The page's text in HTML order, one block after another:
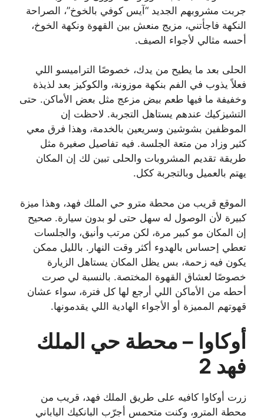
جربت مشروبهم الجديد “آيس كوفي بالخوخ”، الصراحة
النكهة فاجأتني، مزيج منعش بين القهوة ونكهة الخوخ،
أحسه مثالي لأجواء الصيف.
الحلى بعد ما يطيح من يدك، خصوصًا التراميسو اللي
فعلاً يذوب في الفم بنكهة موزونة، والكوكيز بعد لذيذة
وخفيفة ما فيها طعم بيض مزعج مثل بعض الأماكن. حتى
التشيزكيك عندهم يستاهل التجربة. لاحظت إن
الموظفين بشوشين وسريعين بالخدمة، وهذا فرق معي
كثير وزاد من متعة الجلسة. فيه تفاصيل صغيرة مثل
طريقة تقديم المشروبات والحلى تبين لك إن المكان
يهتم بالعميل وبالتجربة ككل.
الموقع قريب من محطة مترو حي الملك فهد، وهذا ميزة
كبيرة لأن الوصول له سهل حتى لو بدون سيارة. صحيح
إن المكان مو كبير مرة، لكن مرتب وأنيق، والجلسات
تعطي إحساس بالهدوء أكثر وقت النهار. بالليل ممكن
يكون فيه زحمة، بس يظل المكان يستاهل الزيارة
خصوصًا لعشاق القهوة المختصة. بالنسبة لي صرت
أحطه من الأماكن اللي أرجع لها كل فترة، سواء عشان
قهوتهم المميزة أو الأجواء الهادية اللي يقدمونها.
أوكاوا – محطة حي الملك
فهد 2
زرت أوكاوا كافيه على طريق الملك فهد، قريب من
محطة المترو، وكنت متحمس أجرّب البانكيك الياباني